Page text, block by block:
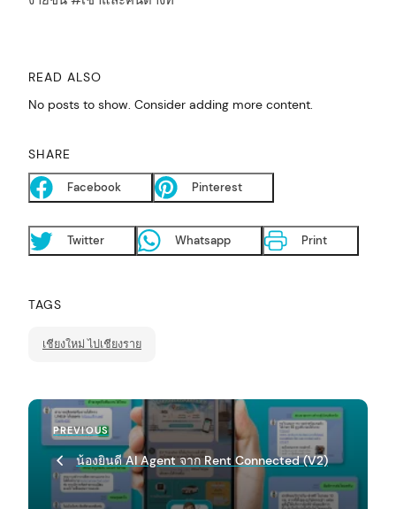
READ ALSO
No posts to show. Consider adding more content.
SHARE
Facebook Pinterest
Twitter Whatsapp Print
TAGS
เชียงใหม่ ไปเชียงราย
P
Previous
Post
PREVIOUS
น้องยินดี AI Agent จาก Rent Connected (V2)